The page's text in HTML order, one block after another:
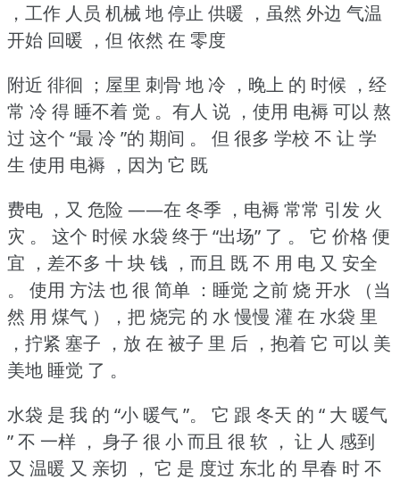
，工作 人员 机械 地停止 供暖 ，虽然 外边 气温
开始 回暖 ，但 依然 在 零度
附近 徘徊 ；屋里 刺骨 地 冷 ，晚上 的 时候 ，经
常 冷 得 睡不着 觉 。有人 说 ，使用 电褥 可以 熬
过 这个 “最 冷 ”的 期间 。
但 很多 学校 不 让 学
生 使用 电褥 ，因为 它 既
费电 ，又 危险 ——在 冬季 ，电褥 常常 引发 火
灾 。
这个 时候 水袋 终于 “出场” 了 。
它 价格 便
宜 ，差不多 十 块 钱 ，而且 既 不 用 电 又 安全
。
使用 方法 也 很 简单 ：睡觉 之前 烧 开水 （当
然 用 煤气 ），把 烧完 的 水 慢慢 灌 在 水袋 里
，拧紧 塞子 ，放 在 被子 里 后 ，抱着 它 可以 美
美地 睡觉 了 。
水袋 是 我 的 “小 暖气 ”。
它 跟 冬天 的 “ 大 暖气
” 不 一样 ， 身子 很 小 而且 很 软 ， 让 人 感到
又 温暖 又 亲切 ， 它 是 度过 东北 的 早春 时 不